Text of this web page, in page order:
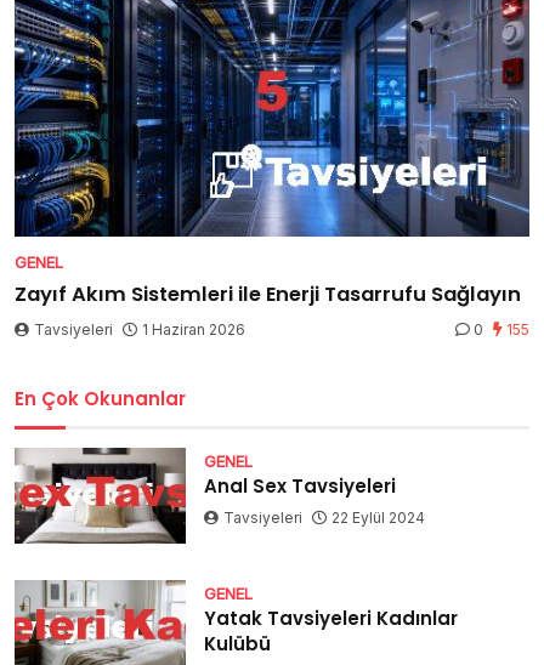
GENEL
Zayıf Akım Sistemleri ile Enerji Tasarrufu Sağlayın
Tavsiyeleri 1 Haziran 2026 0 155
En Çok Okunanlar
GENEL
Anal Sex Tavsiyeleri
Tavsiyeleri 22 Eylül 2024
GENEL
Yatak Tavsiyeleri Kadınlar
Kulübü